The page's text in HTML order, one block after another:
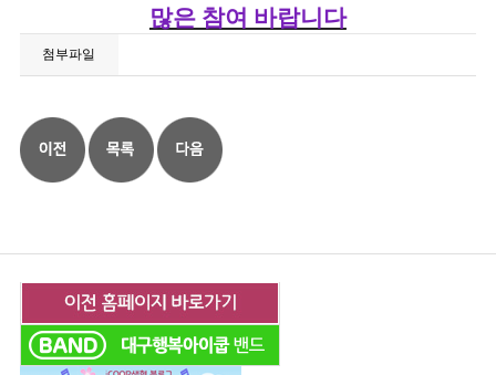
많은 참여 바랍니다
첨부파일